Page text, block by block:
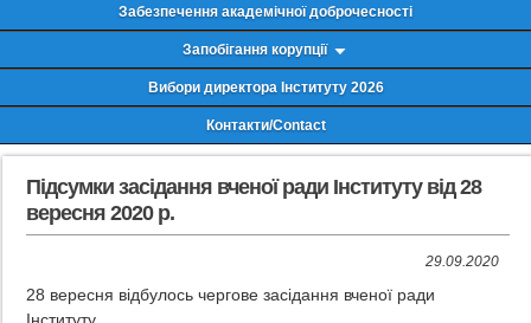
Забезпечення академічної доброчесності
Запобігання корупції
Вибори директора Інституту 2026
Контакти/Contact
Підсумки засідання вченої ради Інституту від 28
вересня 2020 р.
29.09.2020
28 вересня відбулось чергове засідання вченої ради